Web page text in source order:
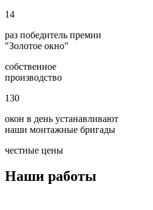
14
раз победитель премии
"Золотое окно"
собственное
производство
130
окон в день устанавливают
наши монтажные бригады
честные цены
Наши работы